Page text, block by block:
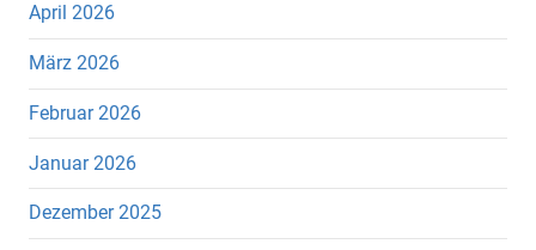
April 2026
März 2026
Februar 2026
Januar 2026
Dezember 2025